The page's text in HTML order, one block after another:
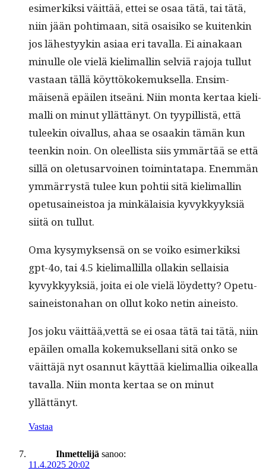
esimerkik­si väit­tää, ettei se osaa tätä, tai tätä,
niin jään pohti­maan, sitä osaisiko se kuitenkin
jos läh­estyykin asi­aa eri taval­la. Ei ainakaan
min­ulle ole vielä kie­li­mallin selviä rajo­ja tul­lut
vas­taan täl­lä köyt­tökoke­muk­sel­la. Ensim­
mäisenä epäilen itseäni. Niin mon­ta ker­taa kie­li­
malli on min­ut yllät­tänyt. On tyyp­il­listä, että
tuleekin oival­lus, ahaa se osaakin tämän kun
teenkin noin. On oleel­lista siis ymmärtää se että
sil­lä on ole­tusar­voinen toim­intat­a­pa. Enem­män
ymmär­rystä tulee kun pohtii sitä kie­li­mallin
ope­tu­saineis­toa ja minkälaisia kyvykkyyk­siä
siitä on tullut.
Oma kysymyk­sen­sä on se voiko esimerkik­si
gpt-4o, tai 4.5 kie­li­mallil­la ollakin sel­l­aisia
kyvykkyyk­siä, joi­ta ei ole vielä löy­det­ty? Ope­tu­
saineis­ton­a­han on ollut koko netin aineisto.
Jos joku väittää,vettä se ei osaa tätä tai tätä, niin
epäilen oma­l­la koke­muk­sel­lani sitä onko se
väit­täjä nyt osan­nut käyt­tää kie­li­mallia oikeal­la
taval­la. Niin mon­ta ker­taa se on min­ut
yllättänyt.
Vastaa
Ihmettelijä sanoo:
11.4.2025 20:02